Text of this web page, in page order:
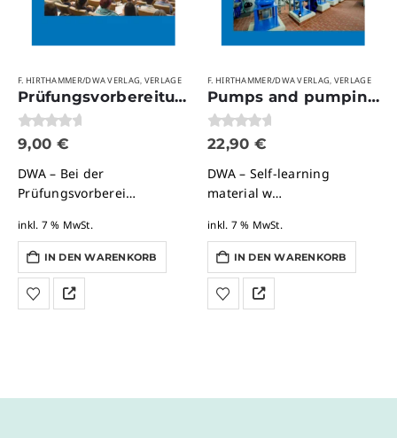
F. HIRTHAMMER/DWA VERLAG, VERLAGE
Prüfungsvorbereitung Abwasserbehandlung
0von 5
9,00 €
DWA – Bei der
Prüfungsvorberei…
inkl. 7 % MwSt.
IN DEN WARENKORB
F. HIRTHAMMER/DWA VERLAG, VERLAGE
Pumps and pumping stations
0von 5
22,90 €
DWA – Self-learning
material w…
inkl. 7 % MwSt.
IN DEN WARENKORB